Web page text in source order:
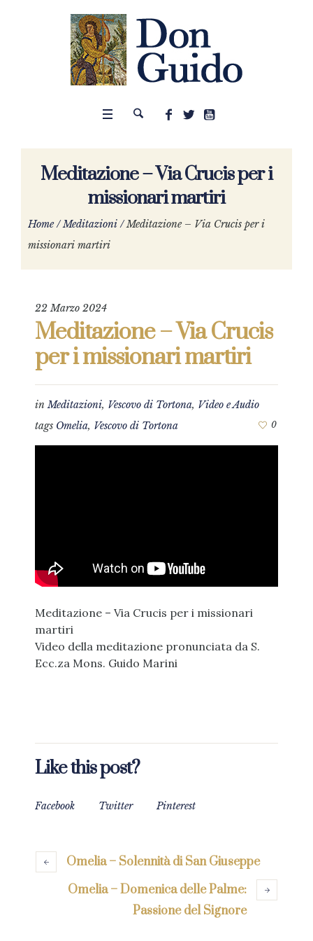
Meditazione – Via Crucis per i
missionari martiri
Home /Meditazioni /Meditazione – Via Crucis per i
missionari martiri
22 Marzo 2024
Meditazione – Via Crucis
per i missionari martiri
inMeditazioni, Vescovo di Tortona, Video e Audio
tags Omelia, Vescovo di Tortona 0
Meditazione – Via Crucis per i missionari
martiri
Video della meditazione pronunciata da S.
Ecc.za Mons. Guido Marini
Like this post?
Facebook Twitter Pinterest
Omelia – Solennità di San Giuseppe
Omelia – Domenica delle Palme:
Passione del Signore